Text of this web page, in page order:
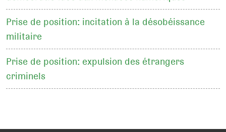
Prise de position: incitation à la désobéissance
militaire
Prise de position: expulsion des étrangers
criminels